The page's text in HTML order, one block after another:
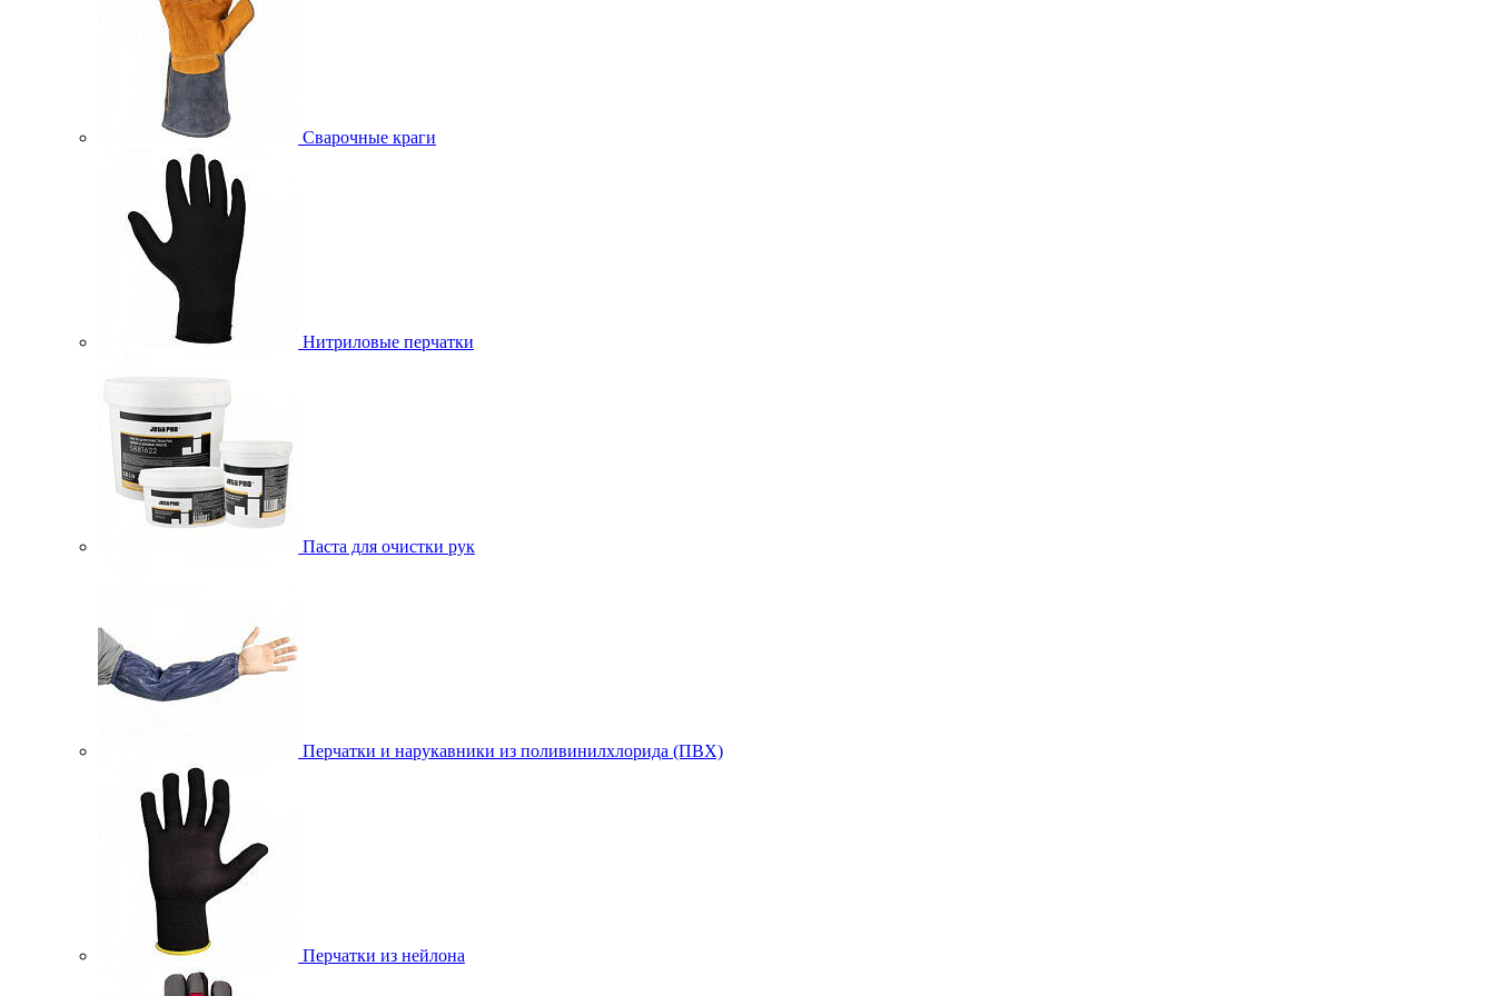
Сварочные краги
Нитриловые перчатки
Паста для очистки рук
Перчатки и нарукавники из поливинилхлорида (ПВХ)
Перчатки из нейлона